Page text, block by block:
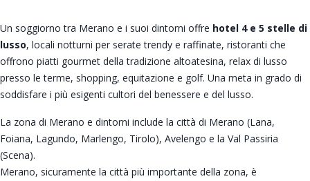
Un soggiorno tra Merano e i suoi dintorni offre hotel 4 e 5 stelle di
lusso, locali notturni per serate trendy e raffinate, ristoranti che
offrono piatti gourmet della tradizione altoatesina, relax di lusso
presso le terme, shopping, equitazione e golf. Una meta in grado di
soddisfare i più esigenti cultori del benessere e del lusso.
La zona di Merano e dintorni include la città di Merano (Lana,
Foiana, Lagundo, Marlengo, Tirolo), Avelengo e la Val Passiria
(Scena).
Merano, sicuramente la città più importante della zona, è